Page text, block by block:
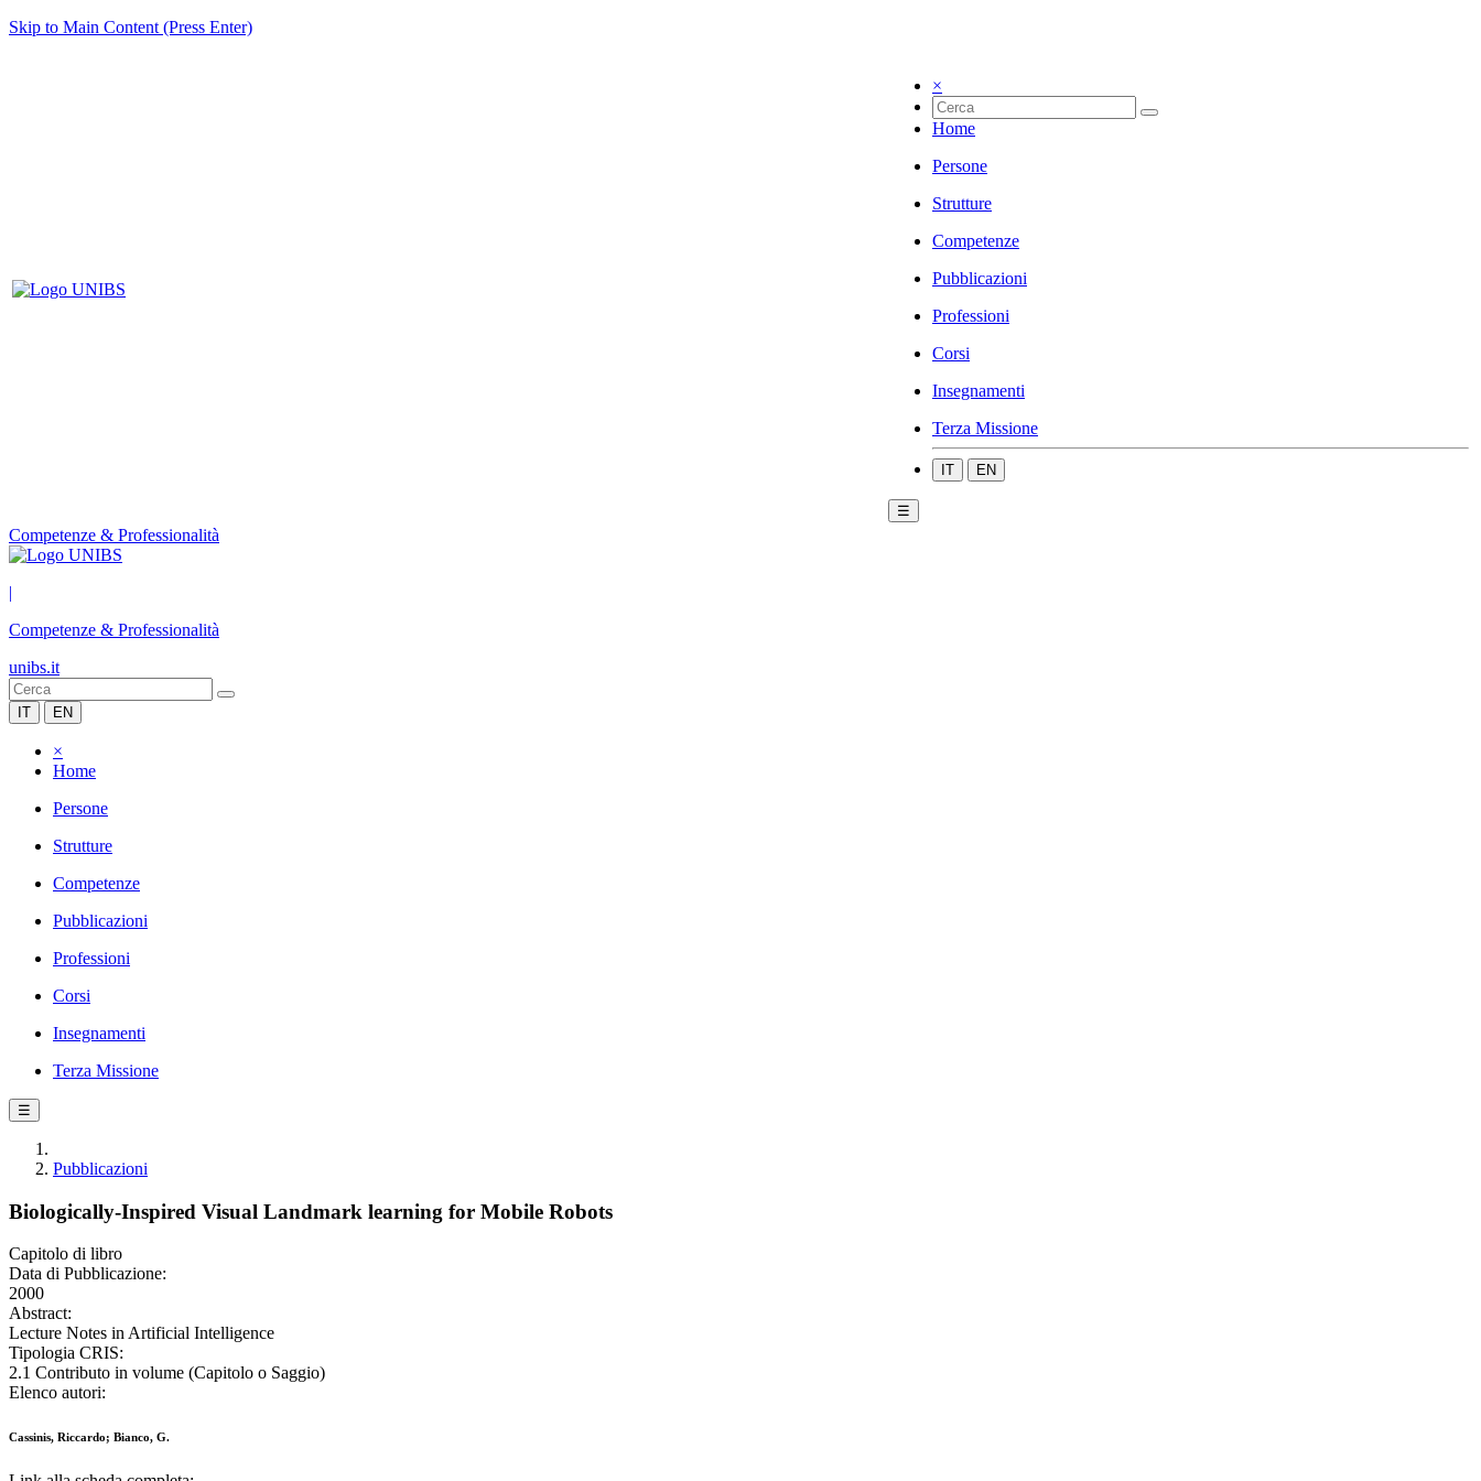
Skip to Main Content (Press Enter)
×
Home
Persone
Strutture
Competenze
Pubblicazioni
Professioni
Corsi
Insegnamenti
Terza Missione
IT EN
☰
Competenze & Professionalità
|
Competenze & Professionalità
unibs.it
IT EN
×
Home
Persone
Strutture
Competenze
Pubblicazioni
Professioni
Corsi
Insegnamenti
Terza Missione
☰
Pubblicazioni
Biologically-Inspired Visual Landmark learning for Mobile Robots
Capitolo di libro
Data di Pubblicazione:
2000
Abstract:
Lecture Notes in Artificial Intelligence
Tipologia CRIS:
2.1 Contributo in volume (Capitolo o Saggio)
Elenco autori:
Cassinis, Riccardo; Bianco, G.